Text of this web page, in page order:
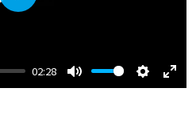
02:28
Mute
Settings
Enter
Play